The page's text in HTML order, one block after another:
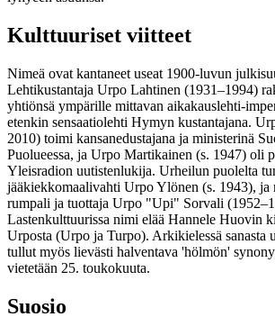
Kulttuuriset viitteet
Nimeä ovat kantaneet useat 1900-luvun
Lehtikustantaja Urpo Lahtinen (1931–1994)
yhtiönsä ympärille mittavan aikakauslehti-
etenkin sensaatiolehti Hymyn kustantajana.
2010) toimi kansanedustajana ja ministerinä
Puolueessa, ja Urpo Martikainen (s. 1947) oli
Yleisradion uutistenlukija. Urheilun puolelta
jääkiekkomaalivahti Urpo Ylönen (s. 1943), ja
rumpali ja tuottaja Urpo "Upi" Sorvali
Lastenkulttuurissa nimi elää Hannele Huovin
Urposta (Urpo ja Turpo). Arkikielessä sanasta
tullut myös lievästi halventava 'hölmön'
vietetään 25. toukokuuta.
Suosio